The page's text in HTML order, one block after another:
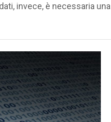
invece, è necessaria una